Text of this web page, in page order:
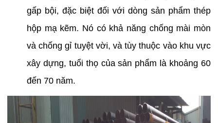
gấp bội, đặc biệt đối với dòng sản phẩm thép
hộp mạ kẽm. Nó có khả năng chống mài mòn
và chống gỉ tuyệt vời, và tùy thuộc vào khu vực
xây dựng, tuổi thọ của sản phẩm là khoảng 60
đến 70 năm.